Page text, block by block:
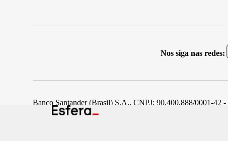
Nos siga nas redes:
Banco Santander (Brasil) S.A., CNPJ: 90.400.888/0001-42